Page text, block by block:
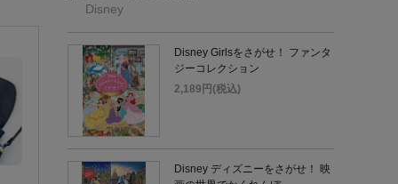
Disney
Disney Girlsをさがせ！ ファンタ
ジーコレクション
2,189円(税込)
Disney ディズニーをさがせ！ 映